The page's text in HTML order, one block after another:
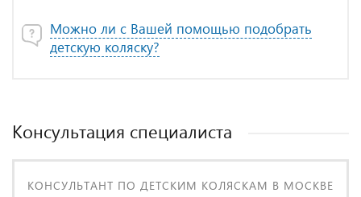
Можно ли с Вашей помощью подобрать
детскую коляску?
Консультация специалиста
КОНСУЛЬТАНТ ПО ДЕТСКИМ КОЛЯСКАМ В МОСКВЕ